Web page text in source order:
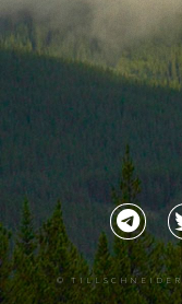
©TILLSCHNEIDER